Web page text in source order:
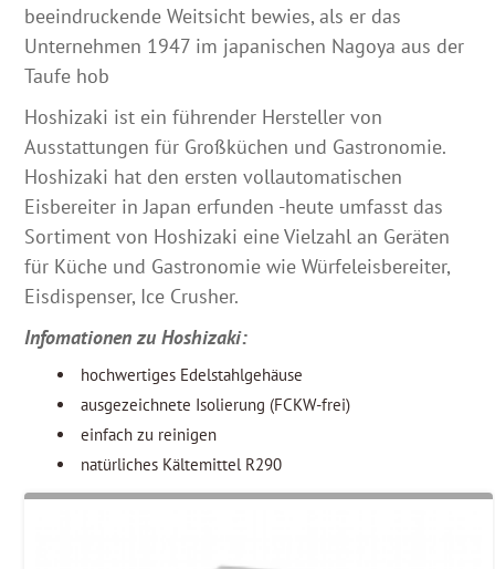
beeindruckende Weitsicht bewies, als er das
Unternehmen 1947 im japanischen Nagoya aus der
Taufe hob
Hoshizaki ist ein führender Hersteller von
Ausstattungen für Großküchen und Gastronomie.
Hoshizaki hat den ersten vollautomatischen
Eisbereiter in Japan erfunden -heute umfasst das
Sortiment von Hoshizaki eine Vielzahl an Geräten
für Küche und Gastronomie wie Würfeleisbereiter,
Eisdispenser, Ice Crusher.
Infomationen zu Hoshizaki:
hochwertiges Edelstahlgehäuse
ausgezeichnete Isolierung (FCKW-frei)
einfach zu reinigen
natürliches Kältemittel R290